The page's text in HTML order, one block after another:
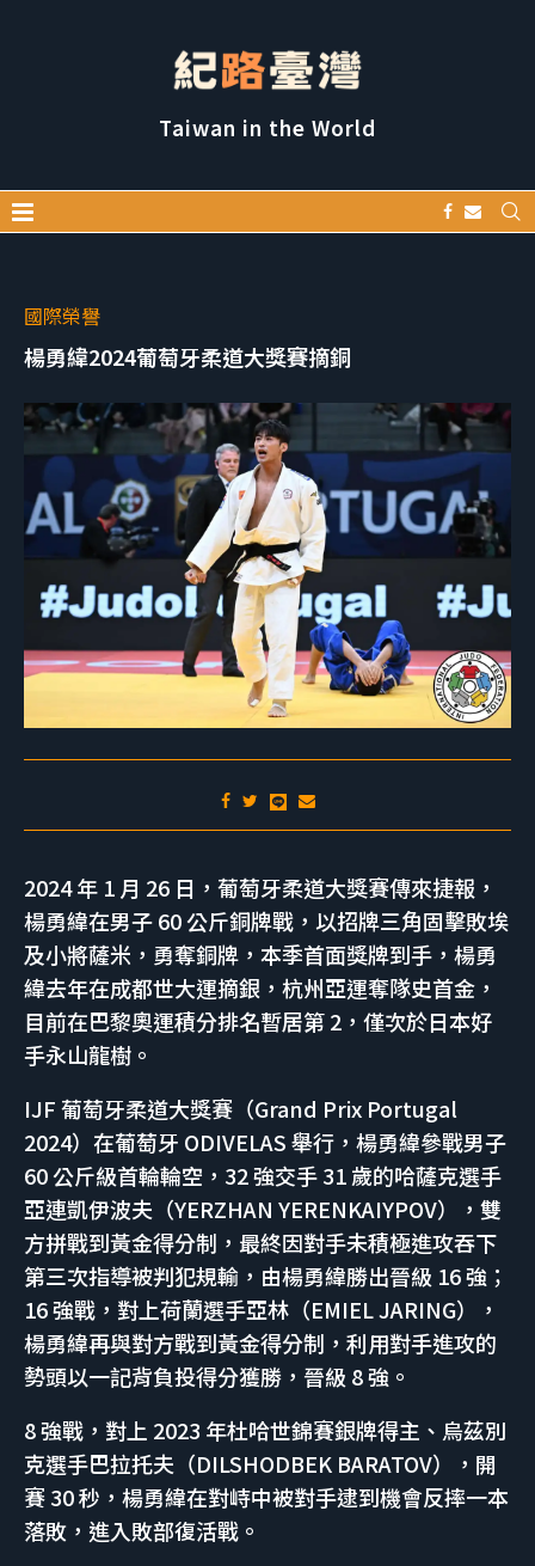
Taiwan in the World
國際榮譽
楊勇緯2024葡萄牙柔道大獎賽摘銅
2024 年 1 月 26 日，葡萄牙柔道大獎賽傳來捷報，
楊勇緯在男子 60 公斤銅牌戰，以招牌三角固擊敗埃
及小將薩米，勇奪銅牌，本季首面獎牌到手，楊勇
緯去年在成都世大運摘銀，杭州亞運奪隊史首金，
目前在巴黎奧運積分排名暫居第 2，僅次於日本好
手永山龍樹。
IJF 葡萄牙柔道大獎賽（Grand Prix Portugal
2024）在葡萄牙 ODIVELAS 舉行，楊勇緯參戰男子
60 公斤級首輪輪空，32 強交手 31 歲的哈薩克選手
亞連凱伊波夫（YERZHAN YERENKAIYPOV），雙
方拼戰到黃金得分制，最終因對手未積極進攻吞下
第三次指導被判犯規輸，由楊勇緯勝出晉級 16 強；
16 強戰，對上荷蘭選手亞林（EMIEL JARING），
楊勇緯再與對方戰到黃金得分制，利用對手進攻的
勢頭以一記背負投得分獲勝，晉級 8 強。
8 強戰，對上 2023 年杜哈世錦賽銀牌得主、烏茲別
克選手巴拉托夫（DILSHODBEK BARATOV），開
賽 30 秒，楊勇緯在對峙中被對手逮到機會反摔一本
落敗，進入敗部復活戰。